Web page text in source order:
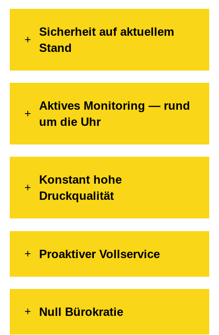
Sicherheit auf aktuellem
Stand
Aktives Monitoring — rund
um die Uhr
Konstant hohe
Druckqualität
Proaktiver Vollservice
Null Bürokratie